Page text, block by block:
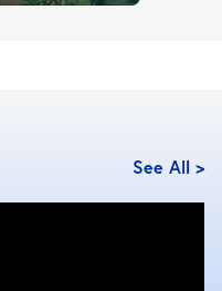
ของตนเองเป็นสิ่งที่คุณ
See All >